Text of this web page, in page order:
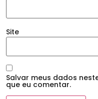
Site
Salvar meus dados
que eu comentar.